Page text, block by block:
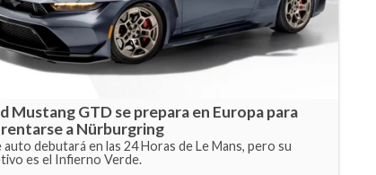
Mustang GTD se prepara en Europa para
a Nürburgring
auto debutará en las 24 Horas de Le Mans, pero su
es el Infierno Verde.